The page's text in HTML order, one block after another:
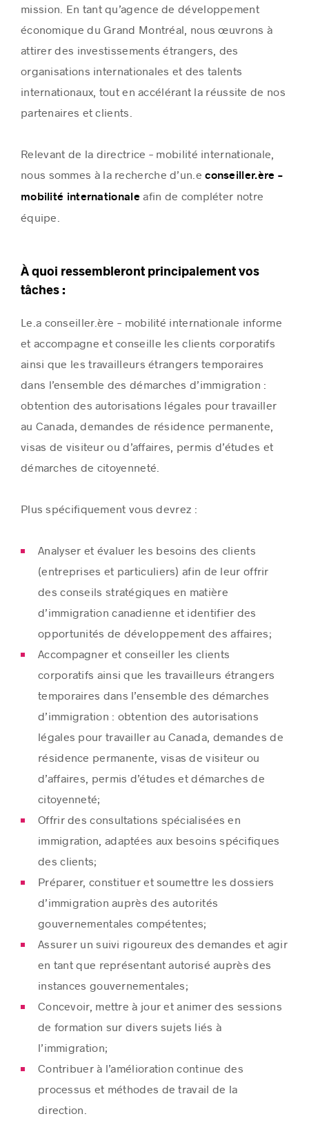
mission. En tant qu’agence de développement
économique du Grand Montréal, nous œuvrons à
attirer des investissements étrangers, des
organisations internationales et des talents
internationaux, tout en accélérant la réussite de nos
partenaires et clients.
Relevant de la directrice – mobilité internationale,
nous sommes à la recherche d’un.e conseiller.ère –
mobilité internationale afin de compléter notre
équipe.
À quoi ressembleront principalement vos
tâches :
Le.a conseiller.ère – mobilité internationale informe
et accompagne et conseille les clients corporatifs
ainsi que les travailleurs étrangers temporaires
dans l’ensemble des démarches d’immigration :
obtention des autorisations légales pour travailler
au Canada, demandes de résidence permanente,
visas de visiteur ou d’affaires, permis d’études et
démarches de citoyenneté.
Plus spécifiquement vous devrez :
Analyser et évaluer les besoins des clients
(entreprises et particuliers) afin de leur offrir
des conseils stratégiques en matière
d’immigration canadienne et identifier des
opportunités de développement des affaires;
Accompagner et conseiller les clients
corporatifs ainsi que les travailleurs étrangers
temporaires dans l’ensemble des démarches
d’immigration : obtention des autorisations
légales pour travailler au Canada, demandes de
résidence permanente, visas de visiteur ou
d’affaires, permis d’études et démarches de
citoyenneté;
Offrir des consultations spécialisées en
immigration, adaptées aux besoins spécifiques
des clients;
Préparer, constituer et soumettre les dossiers
d’immigration auprès des autorités
gouvernementales compétentes;
Assurer un suivi rigoureux des demandes et agir
en tant que représentant autorisé auprès des
instances gouvernementales;
Concevoir, mettre à jour et animer des sessions
de formation sur divers sujets liés à
l’immigration;
Contribuer à l’amélioration continue des
processus et méthodes de travail de la
direction.